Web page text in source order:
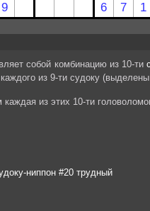
собой комбинацию из 10-ти
из 9-ти судоку
каждая из этих 10-ти
ниппон #20 трудный